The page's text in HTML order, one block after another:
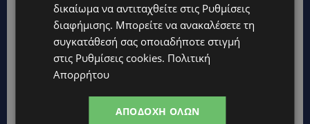
UPDATES
ΙΣΑΑΚ-ΣΟΛΩΜΟΥ: Κλείνουν συμβολικά οδοφράγματα την
Παρασκευή – Πού και τι ώρα θα γίνουν οι δράσεις
UPDATES
– Η παράβαση που κυριάρχησε στους ελέγχους
δικαίωμα να αντιταχθείτε στις Ρυθμίσεις
διαφήμισης. Μπορείτε να ανακαλέσετε τη
συγκατάθεσή σας οποιαδήποτε στιγμή
στις Ρυθμίσεις cookies. Πολιτική
Απορρήτου
ΑΠΟΔΟΧΉ ΌΛΩΝ